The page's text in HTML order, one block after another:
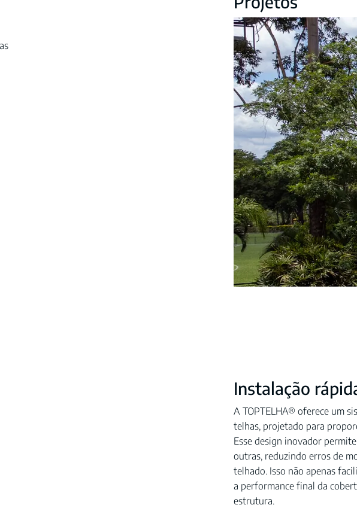
Instalação
A TOPTELHA® oferece um
telhas, projetado para
Esse design inovador
outras, reduzindo erros de
telhado. Isso não apenas
a performance final da
estrutura.